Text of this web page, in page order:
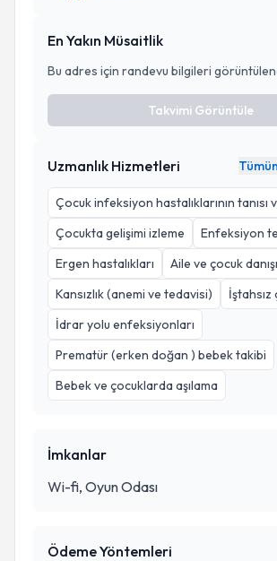
En Yakın Müsaitlik
Bu adres için randevu bilgileri
Takvimi Görüntüle
Uzmanlık Hizmetleri
Çocuk infeksiyon hastalıklarının tanısı
Çocukta gelişimi izleme
Enfeksiyon
Ergen hastalıkları
Aile ve çocuk
Kansızlık (anemi ve tedavisi)
İştahsız
İdrar yolu enfeksiyonları
Prematür (erken doğan ) bebek takibi
Bebek ve çocuklarda aşılama
İmkanlar
Wi-fi, Oyun Odası
Ödeme Yöntemleri